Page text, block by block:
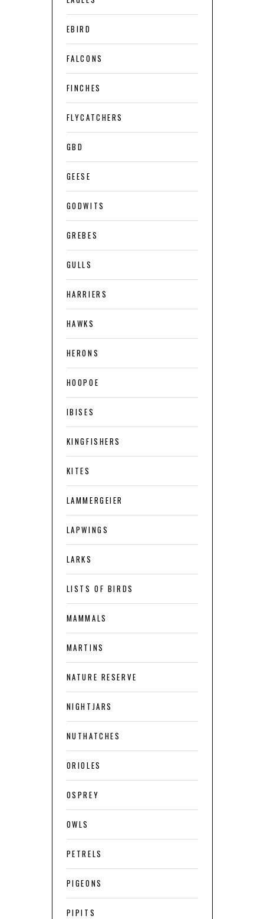
EBIRD
FALCONS
FINCHES
FLYCATCHERS
GBD
GEESE
GODWITS
GREBES
GULLS
HARRIERS
HAWKS
HERONS
HOOPOE
IBISES
KINGFISHERS
KITES
LAMMERGEIER
LAPWINGS
LARKS
LISTS OF BIRDS
MAMMALS
MARTINS
NATURE RESERVE
NIGHTJARS
NUTHATCHES
ORIOLES
OSPREY
OWLS
PETRELS
PIGEONS
PIPITS